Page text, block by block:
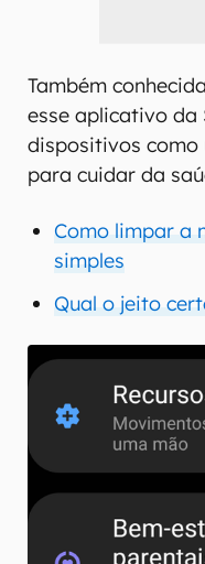
Também
esse aplicativo da
dispositivos
para cuidar da
Como limpar a
simples
Qual o jeito